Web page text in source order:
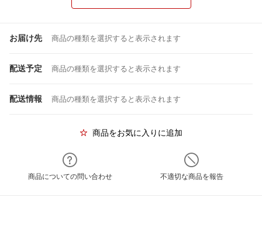
お届け先 商品の種類を選択すると表示されます
配送予定 商品の種類を選択すると表示されます
配送情報 商品の種類を選択すると表示されます
商品をお気に入りに追加
商品についての問い合わせ 不適切な商品を報告